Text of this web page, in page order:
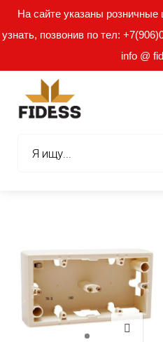
На сайте указаны
узнать, позвонив по тел:
info @